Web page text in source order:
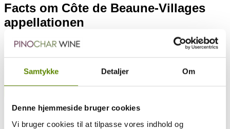
Samtykke Detaljer Om
Denne hjemmeside bruger cookies
Vi bruger cookies til at tilpasse vores indhold og
Facts om Côte de Beaune-Villages
appellationen
Her kan du se generelle facts om appellationen Côte de
Du kan hente en kort over vinmarkerne i BourgogneHER
Tilbage til appellationsoversigt
Kommuner som appellationen dækker
Den dækker 16 kommuner nord og syd for Beaune.